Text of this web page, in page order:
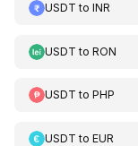
USDT to INR
USDT to RON
USDT to PHP
USDT to EUR